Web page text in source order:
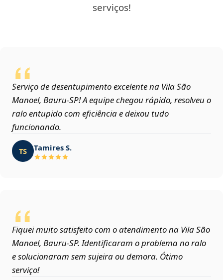
serviços!
Serviço de desentupimento excelente na Vila São
Manoel, Bauru‑SP! A equipe chegou rápido, resolveu o
ralo entupido com eficiência e deixou tudo
funcionando.
TS Tamires S.
Fiquei muito satisfeito com o atendimento na Vila São
Manoel, Bauru‑SP. Identificaram o problema no ralo
e solucionaram sem sujeira ou demora. Ótimo
serviço!